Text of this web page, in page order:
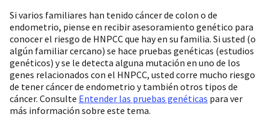
Si varios familiares han tenido cáncer de colon o de
endometrio, piense en recibir asesoramiento genético para
conocer el riesgo de HNPCC que hay en su familia. Si usted (o
algún familiar cercano) se hace pruebas genéticas (estudios
genéticos) y se le detecta alguna mutación en uno de los
genes relacionados con el HNPCC, usted corre mucho riesgo
de tener cáncer de endometrio y también otros tipos de
cáncer. Consulte Entender las pruebas genéticas para ver
más información sobre este tema.